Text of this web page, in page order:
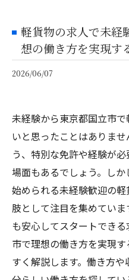
軽貨物の求人で未経
想の働き方を実現す
2026/06/07
未経験から東京都国立市
いと思ったことはありま
う、特別な免許や経験が
場面もあるでしょう。し
始められる未経験歓迎の
肢として注目を集めてい
も安心してスタートでき
市で理想の働き方を実現
すく解説します。働き方